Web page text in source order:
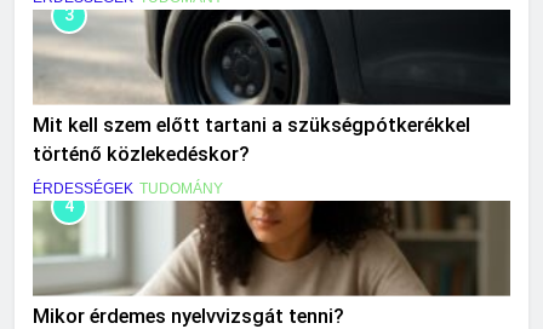
3
Mit kell szem előtt tartani a szükségpótkerékkel
történő közlekedéskor?
ÉRDESSÉGEK TUDOMÁNY
4
Mikor érdemes nyelvvizsgát tenni?